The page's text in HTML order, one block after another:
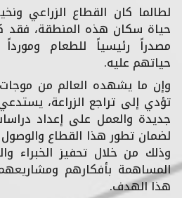
لطالما كان القطاع الزراعي
حياة سكان هذه المنطقة، فقد
مصدراً رئيسياً للطعام
حياتهم عليه.
وإن ما يشهده العالم من
تؤدي إلى تراجع الزراعة،
جديدة والعمل على إعداد
لضمان تطور هذا القطاع
وذلك من خلال تحفيز الخبراء
المساهمة بأفكارهم
هذا الهدف.